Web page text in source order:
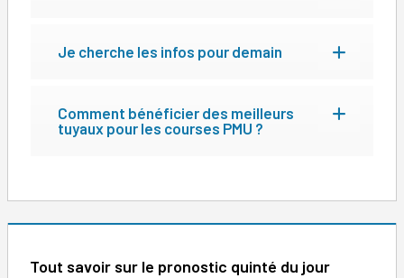
Je cherche les infos pour demain
Comment bénéficier des meilleurs
tuyaux pour les courses PMU ?
Tout savoir sur le pronostic quinté du jour